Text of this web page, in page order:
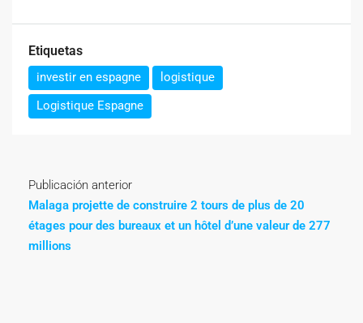
Etiquetas
investir en espagne
logistique
Logistique Espagne
Publicación anterior
Malaga projette de construire 2 tours de plus de 20
étages pour des bureaux et un hôtel d’une valeur de 277
millions